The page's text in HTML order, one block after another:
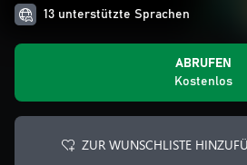
13 unterstützte Sprachen
ABRUFEN
Kostenlos
ZUR WUNSCHLISTE